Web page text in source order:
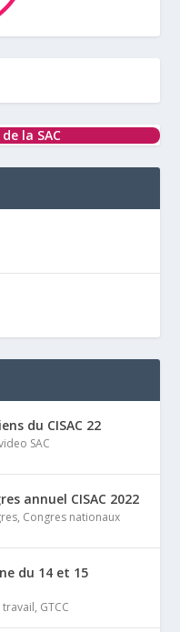
la SAC
du CISAC 22
SAC
annuel CISAC 2022
, Congres nationaux
du 14 et 15
, GTCC